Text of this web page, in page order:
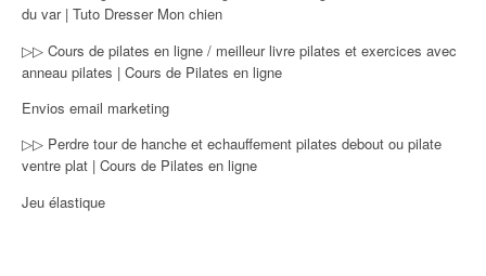
du var | Tuto Dresser Mon chien
▷▷ Cours de pilates en ligne / meilleur livre pilates et exercices avec
anneau pilates | Cours de Pilates en ligne
Envios email marketing
▷▷ Perdre tour de hanche et echauffement pilates debout ou pilate
ventre plat | Cours de Pilates en ligne
Jeu élastique